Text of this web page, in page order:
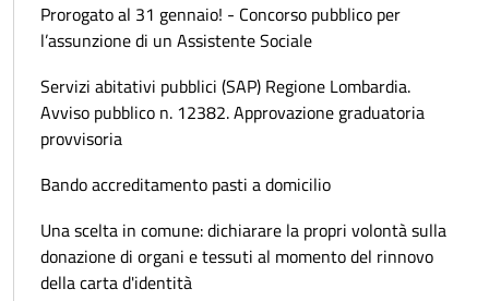
Prorogato al 31 gennaio! - Concorso pubblico per
l’assunzione di un Assistente Sociale
Servizi abitativi pubblici (SAP) Regione Lombardia.
Avviso pubblico n. 12382. Approvazione graduatoria
provvisoria
Bando accreditamento pasti a domicilio
Una scelta in comune: dichiarare la propri volontà sulla
donazione di organi e tessuti al momento del rinnovo
della carta d'identità